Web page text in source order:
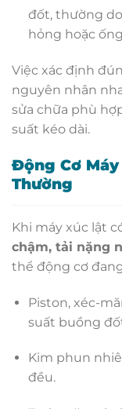
đốt, thường
hỏng hoặc
Việc xác định
nguyên nhân
sửa chữa phù
suất kéo dài.
Động Cơ
Thường
Khi máy xúc lật
chậm, tải nặng
thể động cơ
Piston, xéc-
suất buồng
Kim phun
đều.